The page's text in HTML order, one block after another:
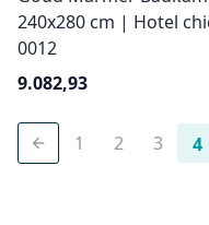
240x280 cm | Hotel
0012
9.082,93
1 2 3 4